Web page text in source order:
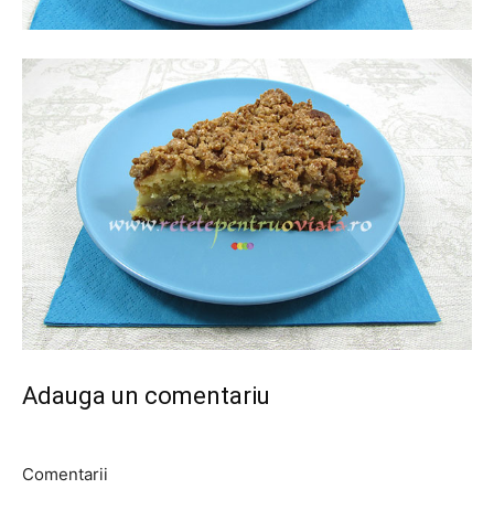
Adauga un comentariu
Comentarii